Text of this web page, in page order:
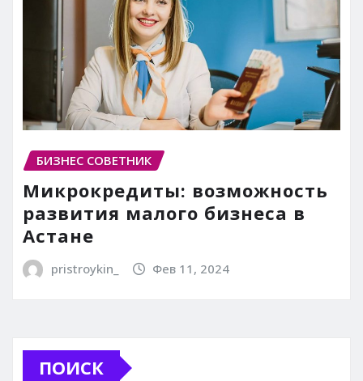
БИЗНЕС СОВЕТНИК
Микрокредиты: возможность
развития малого бизнеса в
Астане
pristroykin_ Фев 11, 2024
ПОИСК